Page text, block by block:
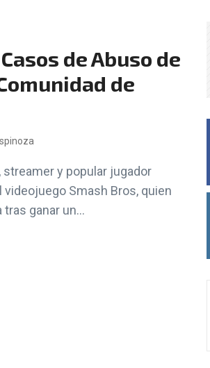
de Abuso de
de
streamer y popular jugador
Smash Bros, quien
ganar un...